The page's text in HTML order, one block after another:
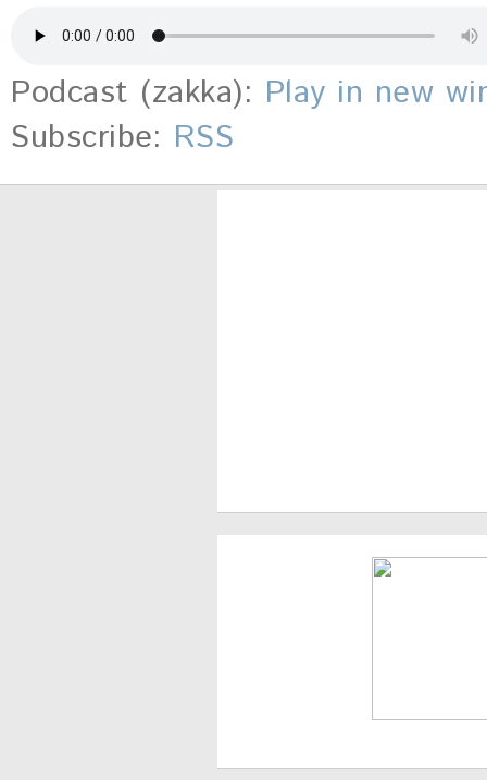
Podcast (zakka): Play in new
Subscribe: RSS